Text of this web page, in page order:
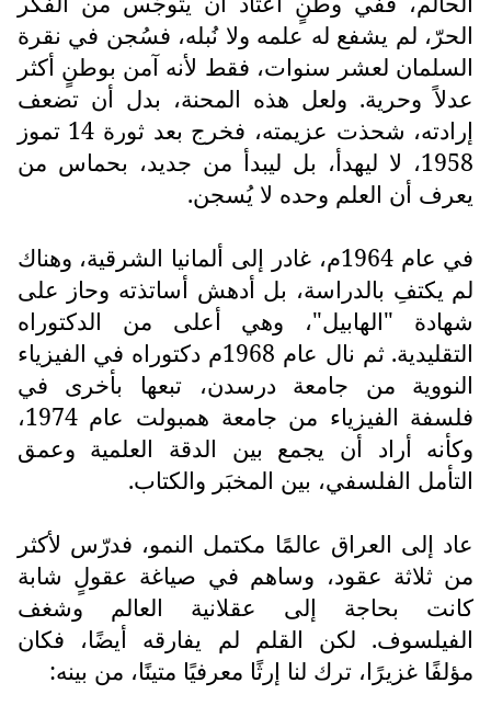
الحرّ، لم يشفع له علمه ولا نُبله، فسُجن في نقرة
السلمان لعشر سنوات، فقط لأنه آمن بوطنٍ أكثر
عدلاً وحرية. ولعل هذه المحنة، بدل أن تضعف
إرادته، شحذت عزيمته، فخرج بعد ثورة 14 تموز
1958، لا ليهدأ، بل ليبدأ من جديد، بحماس من
يعرف أن العلم وحده لا يُسجن.
في عام 1964م، غادر إلى ألمانيا الشرقية، وهناك
لم يكتفِ بالدراسة، بل أدهش أساتذته وحاز على
شهادة "الهابيل"، وهي أعلى من الدكتوراه
التقليدية. ثم نال عام 1968م دكتوراه في الفيزياء
النووية من جامعة درسدن، تبعها بأخرى في
فلسفة الفيزياء من جامعة همبولت عام 1974،
وكأنه أراد أن يجمع بين الدقة العلمية وعمق
التأمل الفلسفي، بين المخبَر والكتاب.
عاد إلى العراق عالمًا مكتمل النمو، فدرّس لأكثر
من ثلاثة عقود، وساهم في صياغة عقولٍ شابة
كانت بحاجة إلى عقلانية العالم وشغف
الفيلسوف. لكن القلم لم يفارقه أيضًا، فكان
مؤلفًا غزيرًا، ترك لنا إرثًا معرفيًا متينًا، من بينه: